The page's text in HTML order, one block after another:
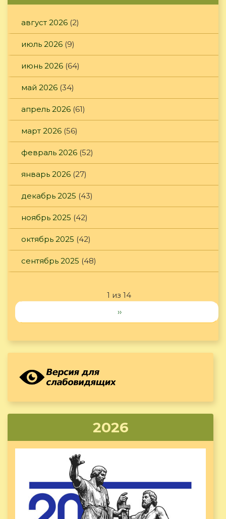
август 2026 (2)
июль 2026 (9)
июнь 2026 (64)
май 2026 (34)
апрель 2026 (61)
март 2026 (56)
февраль 2026 (52)
январь 2026 (27)
декабрь 2025 (43)
ноябрь 2025 (42)
октябрь 2025 (42)
сентябрь 2025 (48)
1 из 14
››
2026